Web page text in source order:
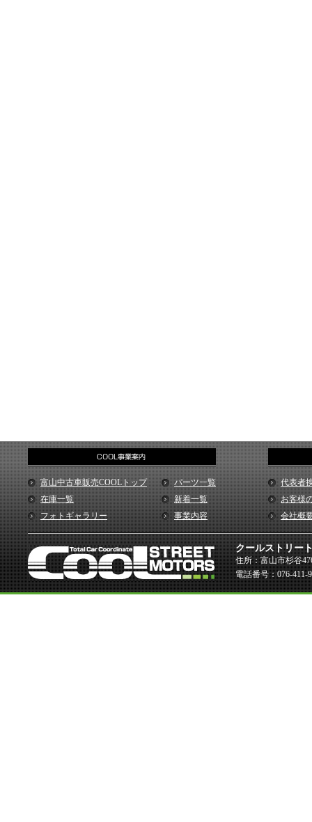
富山中古車販売COOLトップ
パーツ一覧
在庫一覧
新着一覧
フォトギャラリー
事業内容
代表者
お客様
会社概
クールストリー
住所：富山市杉谷
電話番号：076-